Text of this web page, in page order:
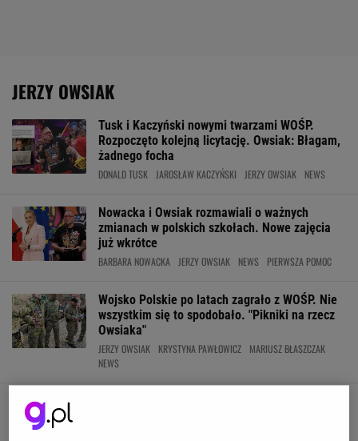
JERZY OWSIAK
Tusk i Kaczyński nowymi twarzami WOŚP.
Rozpoczęto kolejną licytację. Owsiak: Błagam,
żadnego focha
DONALD TUSK JAROSŁAW KACZYŃSKI JERZY OWSIAK NEWS
Nowacka i Owsiak rozmawiali o ważnych
zmianach w polskich szkołach. Nowe zajęcia
już wkrótce
BARBARA NOWACKA JERZY OWSIAK NEWS PIERWSZA POMOC
Wojsko Polskie po latach zagrało z WOŚP. Nie
wszystkim się to spodobało. "Pikniki na rzecz
Owsiaka"
JERZY OWSIAK KRYSTYNA PAWŁOWICZ
MARIUSZ BŁASZCZAK
NEWS